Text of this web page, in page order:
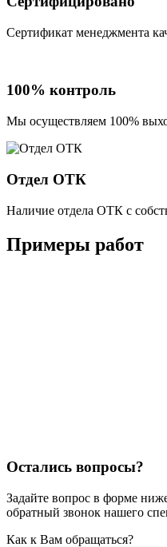
Сертификат менеджмента
100% контроль
Мы осуществляем 100%
Отдел ОТК
Наличие отдела ОТК с
Примеры работ
Остались вопросы?
Задайте вопрос в форме
обратный звонок нашего
Как к Вам обращаться?